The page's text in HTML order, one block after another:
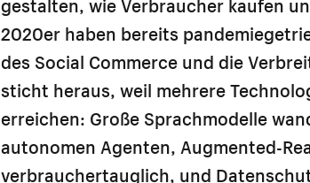
gestalten, wie Verbraucher kaufen
2020er haben bereits
des Social Commerce und die
sticht heraus, weil mehrere
erreichen: Große Sprachmodelle
autonomen Agenten, Augmented-
verbrauchertauglich, und